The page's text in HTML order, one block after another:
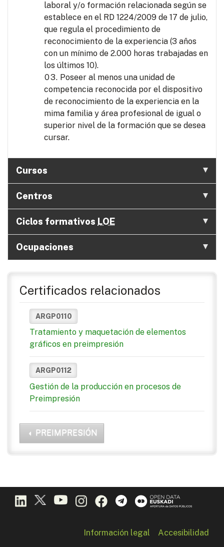
laboral y/o formación relacionada según se
establece en el RD 1224/2009 de 17 de julio,
que regula el procedimiento de
reconocimiento de la experiencia (3 años
con un mínimo de 2.000 horas trabajadas en
los últimos 10).
Poseer al menos una unidad de
competencia reconocida por el dispositivo
de reconocimiento de la experiencia en la
mima familia y área profesional de igual o
superior nivel de la formación que se desea
cursar.
Cursos
Centros
Ciclos formativos LOE
Ocupaciones
Certificados relacionados
ARGP0110
Tratamiento y maquetación de elementos
gráficos en preimpresión
ARGP0112
Gestión de la producción en procesos de
Preimpresión
PREIMPRESIÓN
Información legal Accesibilidad